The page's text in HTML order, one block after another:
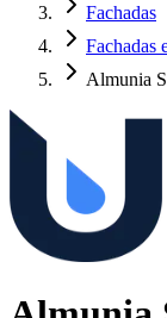
Fachadas
Fachadas
Almunia